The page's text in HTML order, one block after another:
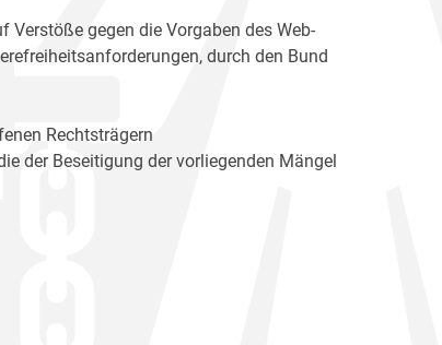
Verstöße gegen die Vorgaben des Web-
durch den Bund
Rechtsträgern
der Beseitigung der vorliegenden Mängel